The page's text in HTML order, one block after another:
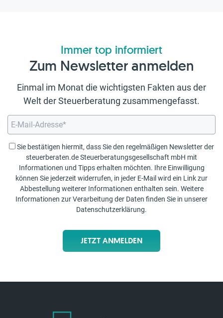
Immer top informiert
Zum Newsletter anmelden
Einmal im Monat die wichtigsten Fakten aus der
Welt der Steuerberatung zusammengefasst.
Sie bestätigen hiermit, dass Sie den regelmäßigen Newsletter der
steuerberaten.de Steuerberatungsgesellschaft mbH mit
Informationen und Tipps erhalten möchten. Ihre Einwilligung
können Sie jederzeit widerrufen, in jeder E-Mail wird ein Link zur
Abbestellung weiterer Informationen enthalten sein. Weitere
Informationen zur Verarbeitung der Daten finden Sie in unserer
Datenschutzerklärung.
JETZT ANMELDEN